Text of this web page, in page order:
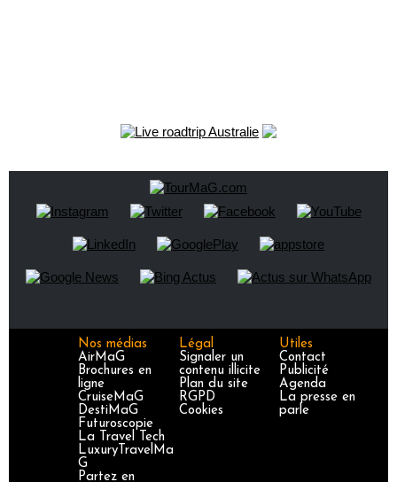
Nos médias
AirMaG
Brochures en
ligne
CruiseMaG
DestiMaG
Futuroscopie
La Travel Tech
LuxuryTravelMa
G
Partez en
Légal
Signaler un
contenu illicite
Plan du site
RGPD
Cookies
Utiles
Contact
Publicité
Agenda
La presse en
parle